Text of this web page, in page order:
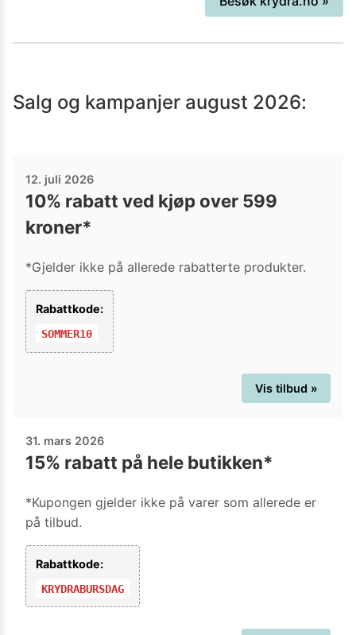
diverse tilsetningsstoffer direkte til
forbruker og restauranter via vår
ordne.
Salg og kampanjer august 2026:
12. juli 2026
10% rabatt ved kjøp over 599
kroner*
*Gjelder ikke på allerede rabatterte produkter.
Rabattkode:
SOMMER10
Vis tilbud »
31. mars 2026
15% rabatt på hele butikken*
*Kupongen gjelder ikke på varer som allerede er
på tilbud.
Rabattkode:
KRYDRABURSDAG